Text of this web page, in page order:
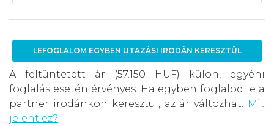
LEFOGLALOM EGYBEN UTAZÁSI IRODÁN KERESZTÜL
A feltüntetett ár (57.150 HUF) külön, egyéni
foglalás esetén érvényes. Ha egyben foglalod le a
partner irodánkon keresztül, az ár változhat. Mit
jelent ez?